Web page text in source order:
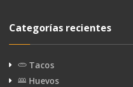
Categorías recientes
Tacos
Huevos